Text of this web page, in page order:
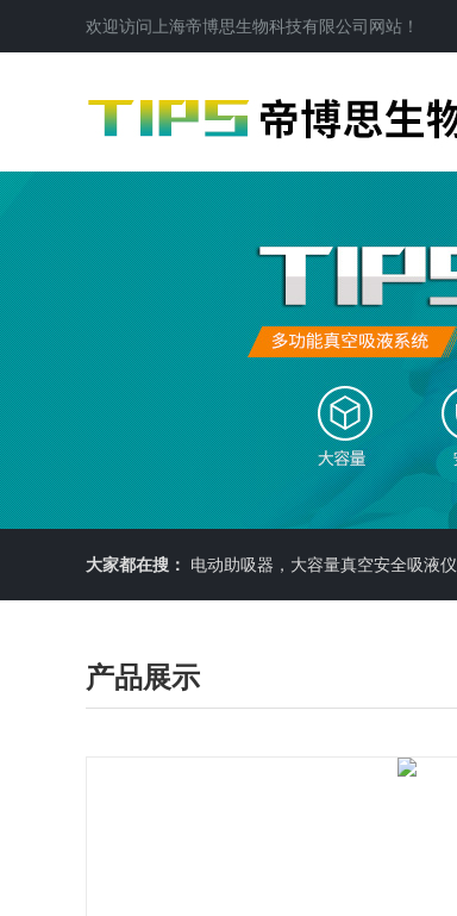
欢迎访问 上海帝博思生物科技有限公司 网站！
大家都在搜： 电动助吸器，大容量真空安全吸液
产品展示